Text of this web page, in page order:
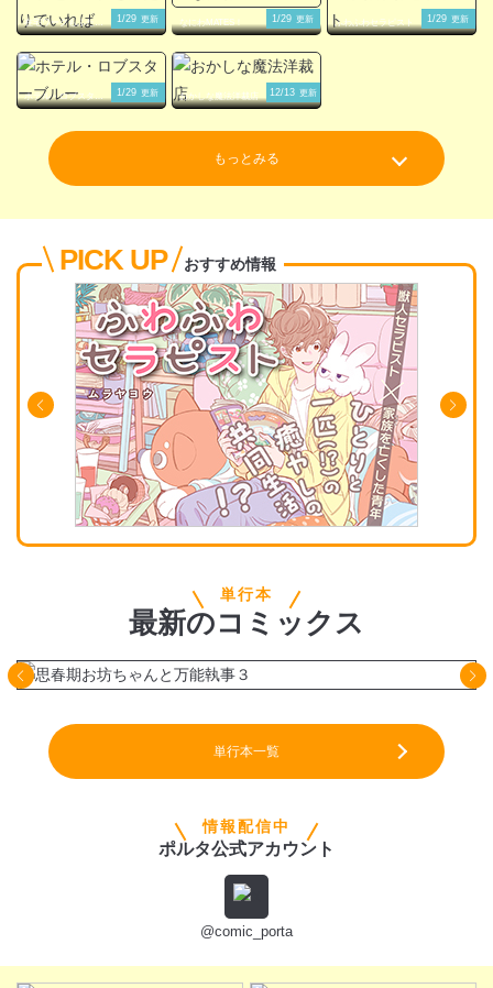
PICK UP おすすめ情報
在宅ワークもふたり
でいれば
1/29 更新 なにわMATES！ 1/29 更新 ふわふわセラピスト 1/29 更新
ホテル・ロブスター
ブルー
1/29 更新 おかしな魔法洋裁店 12/13 更新
もっとみる
単行本
最新のコミックス
単行本一覧
情報配信中
ポルタ公式アカウント
@comic_porta